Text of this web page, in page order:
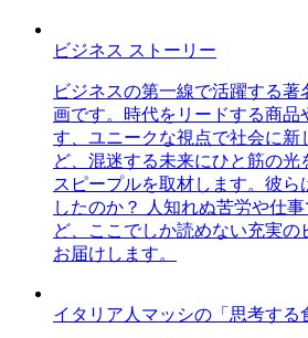
ビジネス ストーリー
ビジネスの第一線で活躍する
画です。時代をリードする商品
す、ユニークな視点で社会に新
ど、混迷する未来にひと筋の光
スピープルを取材します。彼ら
したのか？ 人知れぬ苦労や仕
ど、ここでしか読めない充実の
お届けします。
イタリア人マッシの「思考する